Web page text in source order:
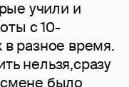
учили и
с 10-
в разное время.
нельзя,сразу
смене было